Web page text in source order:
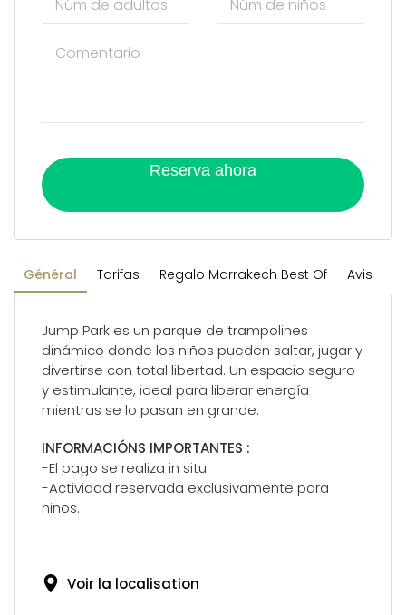
Général Tarifas Regalo Marrakech Best Of Avis
Jump Park es un parque de trampolines
dinámico donde los niños pueden saltar, jugar y
divertirse con total libertad. Un espacio seguro
y estimulante, ideal para liberar energía
mientras se lo pasan en grande.
INFORMACIÓNS IMPORTANTES :
-El pago se realiza in situ.
-Actividad reservada exclusivamente para
niños.
Voir la localisation
Reserva ahora